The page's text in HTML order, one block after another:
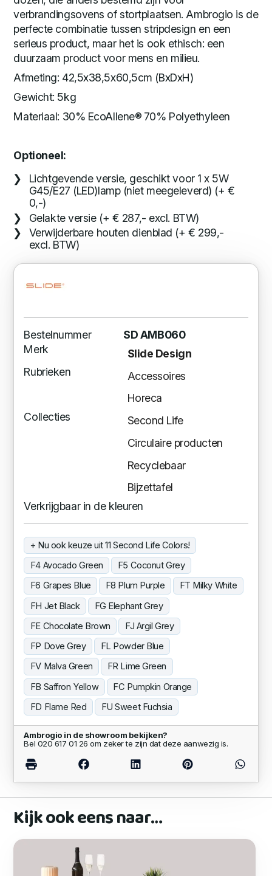
verbrandingsovens of stortplaatsen. Ambrogio is de
perfecte combinatie tussen stripdesign en een
serieus product, maar het is ook ethisch: een
duurzaam product voor mens en milieu.
Afmeting: 42,5x38,5x60,5cm (BxDxH)
Gewicht: 5kg
Materiaal: 30% EcoAllene® 70% Polyethyleen
Optioneel:
Lichtgevende versie, geschikt voor 1 x 5W
G45/E27 (LED)lamp (niet meegeleverd) (+ €
0,-)
Gelakte versie (+ € 287,- excl. BTW)
Verwijderbare houten dienblad (+ € 299,-
excl. BTW)
Bestelnummer
SD AMB060
Merk
Slide Design
Rubrieken
Accessoires
Horeca
Collecties
Second Life
Circulaire producten
Recyclebaar
Bijzettafel
Verkrijgbaar in de kleuren
+ Nu ook keuze uit 11 Second Life Colors!
F4 Avocado Green
F5 Coconut Grey
F6 Grapes Blue
F8 Plum Purple
FT Milky White
FH Jet Black
FG Elephant Grey
FE Chocolate Brown
FJ Argil Grey
FP Dove Grey
FL Powder Blue
FV Malva Green
FR Lime Green
FB Saffron Yellow
FC Pumpkin Orange
FD Flame Red
FU Sweet Fuchsia
Ambrogio in de showroom bekijken?
Bel 020 617 01 26 om zeker te zijn dat deze aanwezig is.
Kijk ook eens naar…